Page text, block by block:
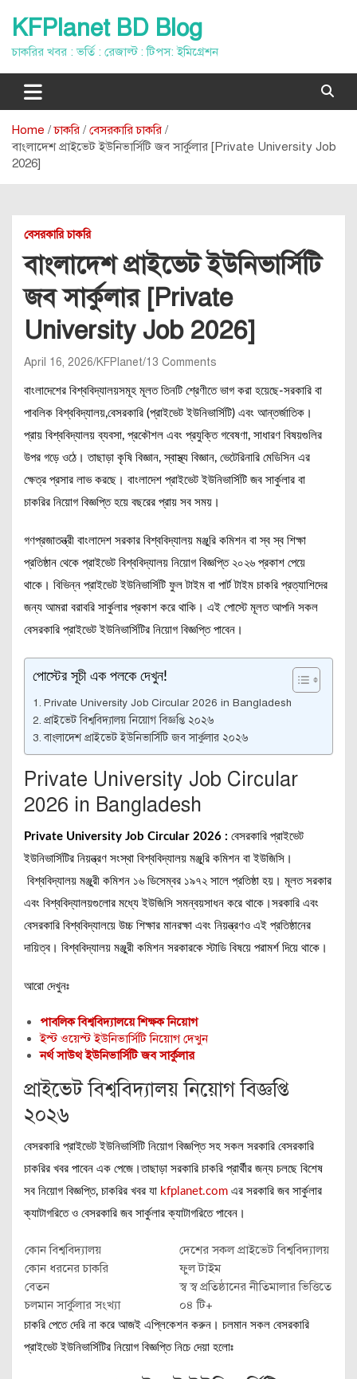
content
KFPlanet BD Blog
চাকরির খবর : ভর্তি : রেজাল্ট : টিপস: ইমিগ্রেশন
Home চাকরি
বেসরকারি চাকরি
বাংলাদেশ প্রাইভেট ইউনিভার্সিটি জব সার্কুলার [Private University Job
2026]
বেসরকারি চাকরি
বাংলাদেশ প্রাইভেট ইউনিভার্সিটি
জব সার্কুলার [Private
University Job 2026]
April 16, 2026 KFPlanet 13 Comments
বাংলাদেশের বিশ্ববিদ্যালয়সমূহ মূলত তিনটি শ্রেণীতে ভাগ করা হয়েছে-সরকারি বা
পাবলিক বিশ্ববিদ্যালয়,বেসরকারি (প্রাইভেট ইউনিভার্সিটি) এবং আন্তর্জাতিক।
প্রায় বিশ্ববিদ্যালয় ব্যবসা, প্রকৌশল এবং প্রযুক্তি গবেষণা, সাধারণ বিষয়গুলির
উপর গড়ে ওঠে। তাছাড়া কৃষি বিজ্ঞান, স্বাস্থ্য বিজ্ঞান, ভেটেরিনারি মেডিসিন এর
ক্ষেত্র প্রসার লাভ করছে। বাংলাদেশ প্রাইভেট ইউনিভার্সিটি জব সার্কুলার বা
চাকরির নিয়োগ বিজ্ঞপ্তি হয়ে বছরের প্রায় সব সময়।
গণপ্রজাতন্ত্রী বাংলাদেশ সরকার বিশ্ববিদ্যালয় মঞ্জুরি কমিশন বা স্ব স্ব শিক্ষা
প্রতিষ্ঠান থেকে প্রাইভেট বিশ্ববিদ্যালয় নিয়োগ বিজ্ঞপ্তি ২০২৬ প্রকাশ পেয়ে
থাকে। বিভিন্ন প্রাইভেট ইউনিভার্সিটি ফুল টাইম বা পার্ট টাইম চাকরি প্রত্যাশিদের
জন্য আমরা বরাবরি সার্কুলার প্রকাশ করে থাকি। এই পোস্টে মূলত আপনি সকল
বেসরকারি প্রাইভেট ইউনিভার্সিটির নিয়োগ বিজ্ঞপ্তি পাবেন।
পোস্টের সূচী এক পলকে দেখুন!
Private University Job Circular 2026 in Bangladesh
প্রাইভেট বিশ্ববিদ্যালয় নিয়োগ বিজ্ঞপ্তি ২০২৬
বাংলাদেশ প্রাইভেট ইউনিভার্সিটি জব সার্কুলার ২০২৬
Private University Job Circular
2026 in Bangladesh
Private University Job Circular 2026 : বেসরকারি প্রাইভেট
ইউনিভার্সিটির নিয়ন্ত্রণ সংস্থা বিশ্ববিদ্যালয় মঞ্জুরি কমিশন বা ইউজিসি।
বিশ্ববিদ্যালয় মঞ্জুরী কমিশন ১৬ ডিসেম্বর ১৯৭২ সালে প্রতিষ্ঠা হয়। মূলত সরকার
এবং বিশ্ববিদ্যালয়গুলোর মধ্যে ইউজিসি সমন্বয়সাধন করে থাকে।সরকারি এবং
বেসরকারি বিশ্ববিদ্যালয়ে উচ্চ শিক্ষার মানরক্ষা এবং নিয়ন্ত্রণও এই প্রতিষ্ঠানের
দায়িত্ব। বিশ্ববিদ্যালয় মঞ্জুরী কমিশন সরকারকে স্টাডি বিষয়ে পরামর্শ দিয়ে থাকে।
আরো দেখুনঃ
পাবলিক বিশ্ববিদ্যালয়ে শিক্ষক নিয়োগ
ইস্ট ওয়েস্ট ইউনিভার্সিটি নিয়োগ দেখুন
নর্থ সাউথ ইউনিভার্সিটি জব সার্কুলার
প্রাইভেট বিশ্ববিদ্যালয় নিয়োগ বিজ্ঞপ্তি
২০২৬
বেসরকারি প্রাইভেট ইউনিভার্সিটি নিয়োগ বিজ্ঞপ্তি সহ সকল সরকারি বেসরকারি
চাকরির খবর পাবেন এক পেজে।তাছাড়া সরকারি চাকরি প্রার্থীর জন্য চলছে বিশেষ
সব নিয়োগ বিজ্ঞপ্তি, চাকরির খবর যা kfplanet.com এর সরকারি জব সার্কুলার
ক্যাটাগরিতে ও বেসরকারি জব সার্কুলার ক্যাটাগরিতে পাবেন।
কোন বিশ্ববিদ্যালয়
দেশের সকল প্রাইভেট বিশ্ববিদ্যালয়
কোন ধরনের চাকরি
ফুল টাইম
বেতন
স্ব স্ব প্রতিষ্ঠানের নীতিমালার ভিত্তিতে
চলমান সার্কুলার সংখ্যা
০৪ টি+
চাকরি পেতে দেরি না করে আজই এপ্লিকেশন করুন। চলমান সকল বেসরকারি
প্রাইভেট ইউনিভার্সিটির নিয়োগ বিজ্ঞপ্তি নিচে দেয়া হলোঃ